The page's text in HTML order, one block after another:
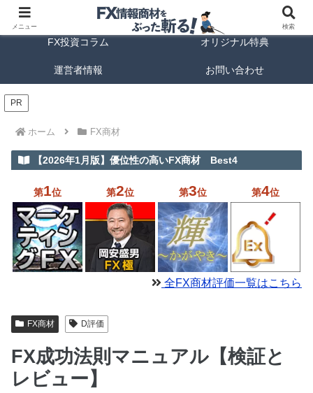
FX商材ランキング FX手法解説
FX投資コラム オリジナル特典
運営者情報 お問い合わせ
PR
ホーム FX商材
【2026年1月版】優位性の高いFX商材 Best4
第1位 第2位 第3位 第4位
全FX商材評価一覧はこちら
FX商材 D評価
FX成功法則マニュアル【検証と
レビュー】
メニュー 検索